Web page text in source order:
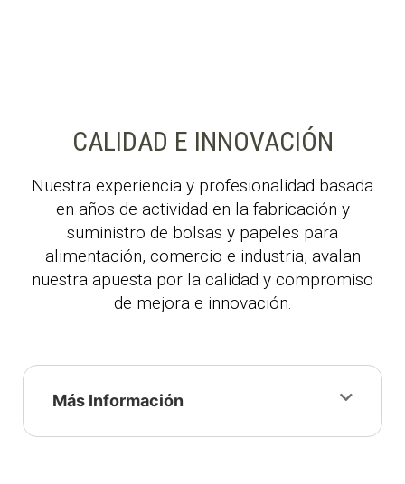
CALIDAD E INNOVACIÓN
Nuestra experiencia y profesionalidad basada
en años de actividad en la fabricación y
suministro de bolsas y papeles para
alimentación, comercio e industria, avalan
nuestra apuesta por la calidad y compromiso
de mejora e innovación.
Más Información